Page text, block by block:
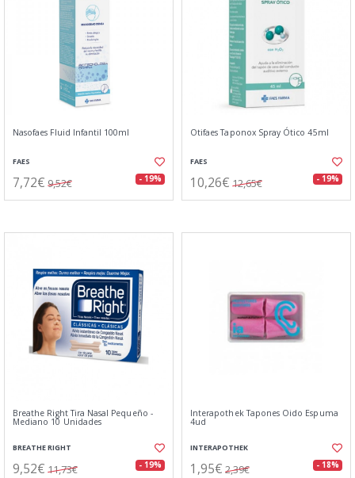
Nasofaes Fluid Infantil 100ml
FAES
7,72€ 9,52€ - 19%
Otifaes Taponox Spray Ótico 45ml
FAES
10,26€ 12,65€ - 19%
Breathe Right Tira Nasal Pequeño -
Mediano 10 Unidades
BREATHE RIGHT
9,52€ 11,73€ - 19%
Interapothek Tapones Oido Espuma
4ud
INTERAPOTHEK
1,95€ 2,39€ - 18%